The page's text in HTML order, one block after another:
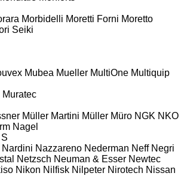
Morbidelli Moretti Forni Moretto
Seiki
Mubea Mueller MultiOne Multiquip
Muratec
Müller Martini Müller Müro NGK NKO
Nagel
Nardini Nazzareno Nederman Neff Negri
Netzsch Neuman & Esser Newtec
Nikon Nilfisk Nilpeter Nirotech Nissan